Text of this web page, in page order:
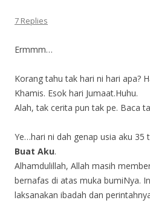
7 Replies
Ermmm…
Korang tahu tak hari ni hari apa?
Khamis. Esok hari Jumaat.Huhu.
Alah, tak cerita pun tak pe. Baca
Ye…hari ni dah genap usia aku 35
Buat Aku.
Alhamdulillah, Allah masih
bernafas di atas muka bumiNya.
laksanakan ibadah dan